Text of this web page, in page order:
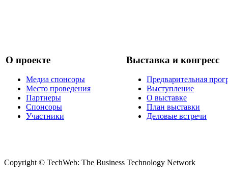
О проекте
Медиа спонсоры
Место проведения
Партнеры
Спонсоры
Участники
Выставка и конгресс
Предварительная
Выступление
О выставке
План выставки
Деловые встречи
Copyright © TechWeb: The Business Technology Network